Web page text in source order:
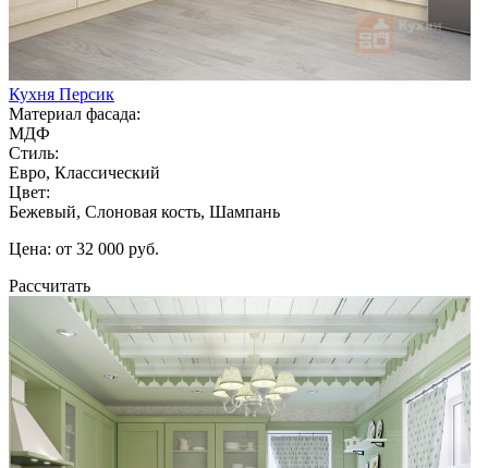
Кухня Персик
Материал фасада:
МДФ
Стиль:
Евро, Классический
Цвет:
Бежевый, Слоновая кость, Шампань
Цена: от 32 000 руб.
Рассчитать